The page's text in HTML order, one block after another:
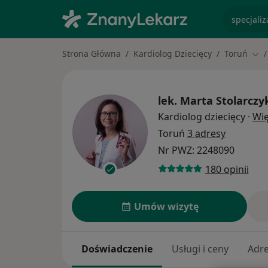
Strona Główna Kardiolog Dziecięcy Toruń
lek. Marta
Kardiolog dziecięcy ·
Toruń 3 adresy
Nr PWZ: 2248090
180 opinii
Umów wizytę
Doświadczenie Usługi i ceny